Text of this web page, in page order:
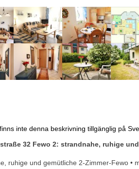
inte denna beskrivning tillgänglig på
32 Fewo 2: strandnahe, ruhige
ruhige und gemütliche 2-Zimmer-Fewo •